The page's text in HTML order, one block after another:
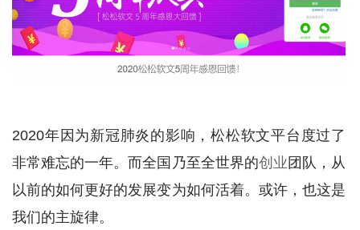
2020年因为新冠肺炎的影响，松松软文平台度过了
非常难忘的一年。而全国乃至全世界的创业 团队，从
以前的如何更好的发展变为如何活着。或许，也这是
我们的主旋律。